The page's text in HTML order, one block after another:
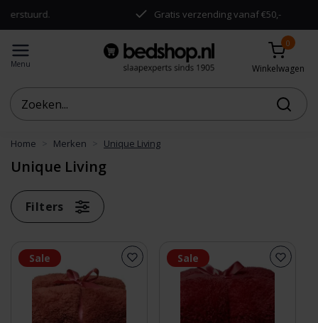
Gratis verzending vanaf €50,-
Menu
0
Winkelwagen
Home Merken Unique Living
Unique Living
Filters
Sale Sale